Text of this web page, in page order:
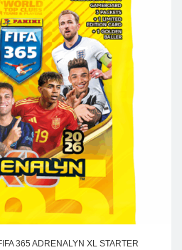
365 ADRENALYN XL STARTER